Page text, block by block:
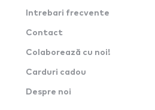
Intrebari frecvente
Contact
Colaborează cu noi!
Carduri cadou
Despre noi